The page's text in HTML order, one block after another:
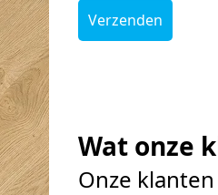
Verzenden
Wat onze
Onze